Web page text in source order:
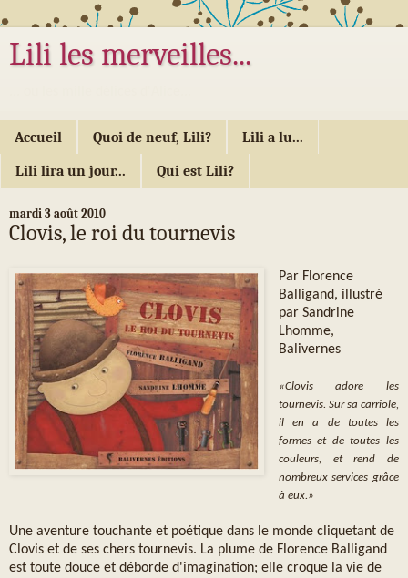
Lili les merveilles...
Accueil Quoi de neuf, Lili? Lili a lu...
Lili lira un jour... Qui est Lili?
mardi 3 août 2010
Clovis, le roi du tournevis
Par Florence
Balligand, illustré
par Sandrine
Lhomme,
Balivernes
«Clovis adore les
tournevis. Sur sa carriole,
il en a de toutes les
formes et de toutes les
couleurs, et rend de
nombreux services grâce
à eux.»
Une aventure touchante et poétique dans le monde cliquetant de
Clovis et de ses chers tournevis. La plume de Florence Balligand
est toute douce et déborde d'imagination; elle croque la vie de